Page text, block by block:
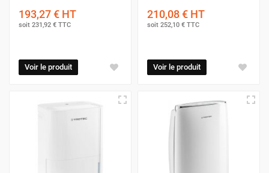
193,27 € HT
soit 231,92 € TTC
Voir le produit
210,08 € HT
soit 252,10 € TTC
Voir le produit